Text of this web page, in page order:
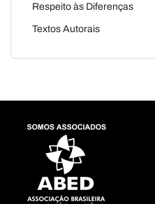
Respeito às Diferenças
Textos Autorais